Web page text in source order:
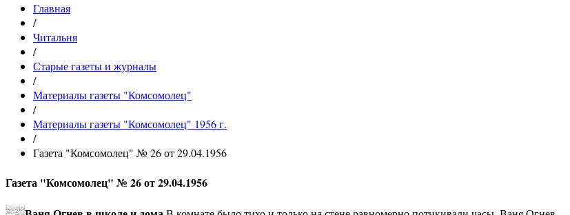
Главная
/
Читальня
/
Старые газеты и журналы
/
Материалы газеты "Комсомолец"
/
Материалы газеты "Комсомолец" 1956 г.
/
Газета "Комсомолец" № 26 от 29.04.1956
Газета "Комсомолец" № 26 от 29.04.1956